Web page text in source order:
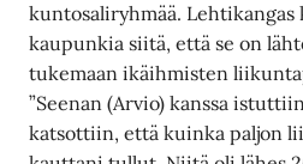
kuntosaliryhmää.
kaupunkia siitä, että se on
tukemaan ikäihmisten
”Seenan (Arvio) kanssa
katsottiin, että kuinka paljon